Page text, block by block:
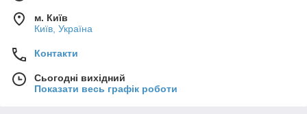
м. Київ
Київ, Україна
Контакти
Сьогодні вихідний
Показати весь графік роботи